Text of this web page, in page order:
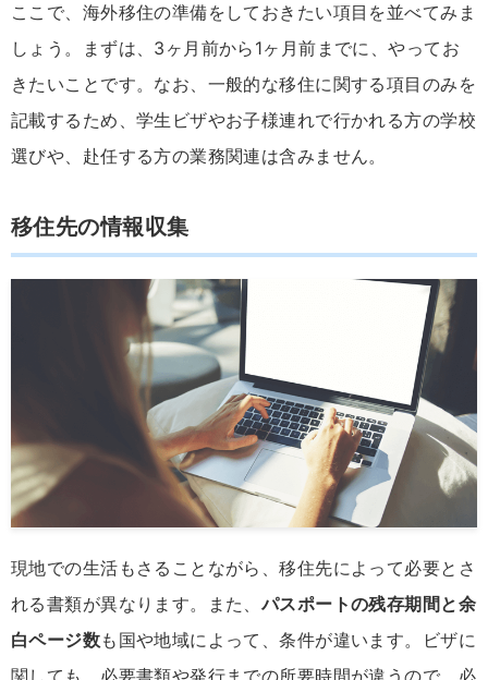
ここで、海外移住の準備をしておきたい項目を並べてみま
しょう。まずは、3ヶ月前から1ヶ月前までに、やってお
きたいことです。なお、一般的な移住に関する項目のみを
記載するため、学生ビザやお子様連れで行かれる方の学校
選びや、赴任する方の業務関連は含みません。
移住先の情報収集
現地での生活もさることながら、移住先によって必要とさ
れる書類が異なります。また、パスポートの残存期間と余
白ページ数も国や地域によって、条件が違います。ビザに